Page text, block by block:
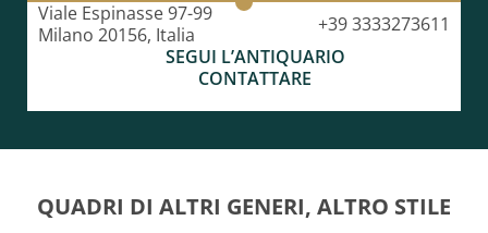
Viale Espinasse 97-99
Milano 20156, Italia
+39 3333273611
SEGUI L’ANTIQUARIO
CONTATTARE
QUADRI DI ALTRI GENERI, ALTRO STILE